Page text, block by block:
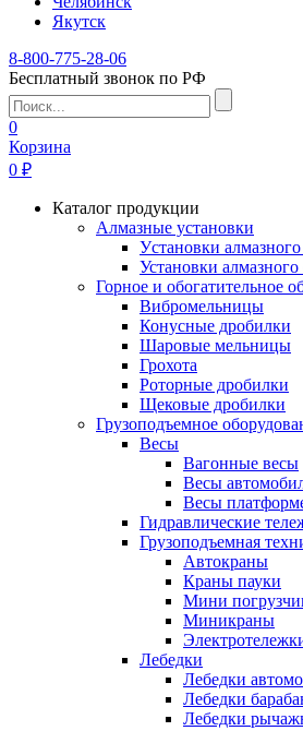
Якутск
8-800-775-28-06
Бесплатный звонок по РФ
0
Корзина
0 ₽
Каталог продукции
Алмазные установки
Уcтановки
Установки алмазного
Горное и обогатительное
Вибромельницы
Конусные дробилки
Шаровые мельницы
Грохота
Роторные дробилки
Щековые дробилки
Грузоподъемное
Весы
Вагонные весы
Весы
Весы
Гидравлические
Грузоподъемная
Автокраны
Краны пауки
Мини
Миникраны
Лебедки
Лебедки
Лебедки
Лебедки